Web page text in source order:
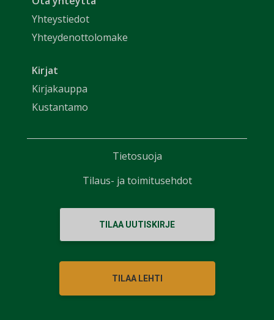
Yhteystiedot
Yhteydenottolomake
Kirjat
Kirjakauppa
Kustantamo
TILAA UUTISKIRJE
TILAA LEHTI
Tietosuoja
Tilaus- ja toimitusehdot